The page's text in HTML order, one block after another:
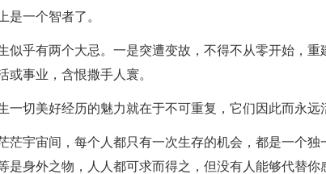
是一个智者了。
似乎有两个大忌。一是突遭变故，不得不从零开始，
或事业，含恨撒手人寰。
一切美好经历的魅力就在于不可重复，它们因此而永远
茫宇宙间，每个人都只有一次生存的机会，都是一个
是身外之物，人人都可求而得之，但没有人能够代替